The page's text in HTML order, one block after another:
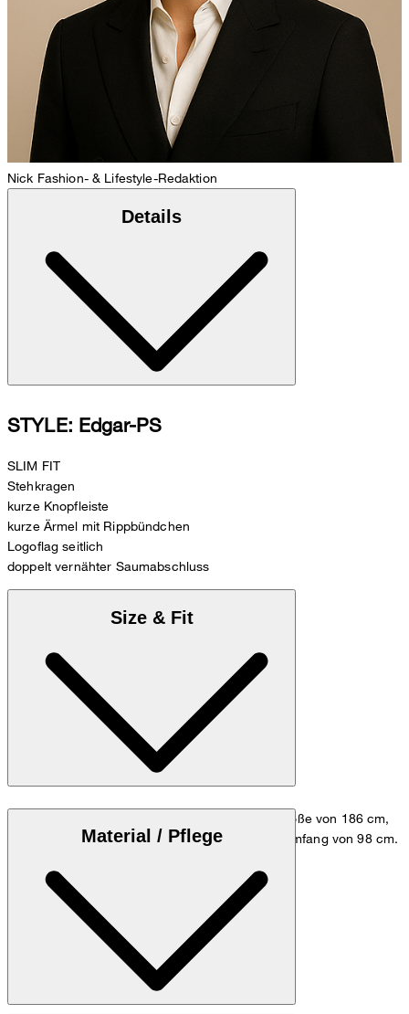
Nick Fashion- & Lifestyle-Redaktion
Details
STYLE: Edgar-PS
SLIM FIT
Stehkragen
kurze Knopfleiste
kurze Ärmel mit Rippbündchen
Logoflag seitlich
doppelt vernähter Saumabschluss
Size & Fit
Das Model trägt die Größe M bei einer Körpergröße von 186 cm,
einem Brustumfang von 98 cm und einem Hüftumfang von 98 cm.
Größentabelle
Material / Pflege